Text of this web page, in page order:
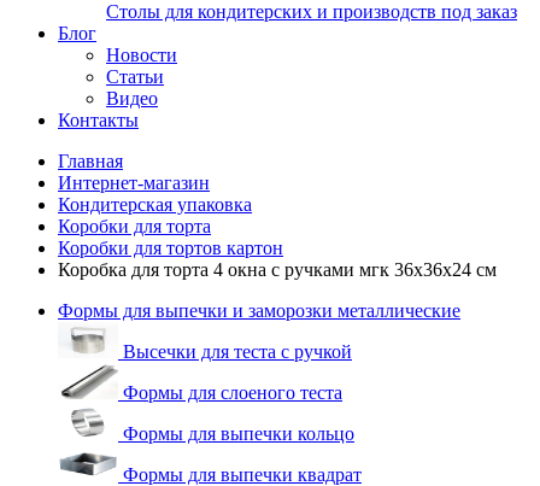
Cтолы для кондитерских и производств под заказ
Блог
Новости
Статьи
Видео
Контакты
Главная
Интернет-магазин
Кондитерская упаковка
Коробки для торта
Коробки для тортов картон
Коробка для торта 4 окна с ручками мгк 36х36х24 см
Формы для выпечки и заморозки металлические
Высечки для теста с ручкой
Формы для слоеного теста
Формы для выпечки кольцо
Формы для выпечки квадрат